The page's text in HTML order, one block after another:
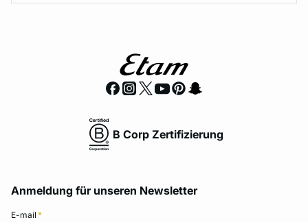
B Corp Zertifizierung
Anmeldung für unseren Newsletter
E-mail *